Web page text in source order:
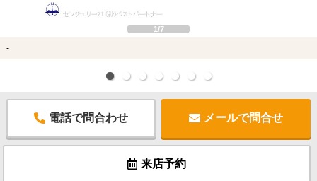
1/7
-
電話で問合わせ メールで問合せ
来店予約